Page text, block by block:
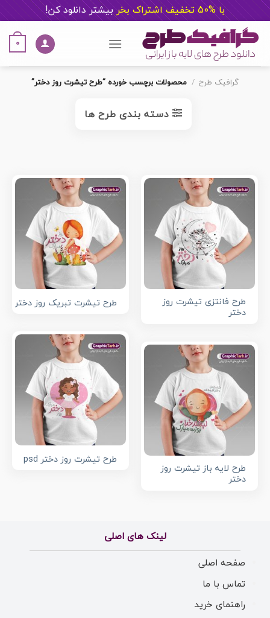
با %50 تخفیف اشتراک بخر بیشتر دانلود کن!
content
0
گرافیک طرح / محصولات برچسب خورده “طرح تیشرت روز دختر”
دسته بندی طرح ها
طرح فانتزی تیشرت روز
دختر
طرح تیشرت تبریک روز دختر
طرح تیشرت روز دختر psd
طرح لایه باز تیشرت روز
دختر
لینک های اصلی
صفحه اصلی
تماس با ما
راهنمای خرید